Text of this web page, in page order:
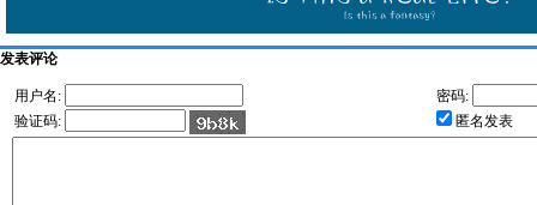
发表评论
用户名:
密码:
验证码:
匿名发表